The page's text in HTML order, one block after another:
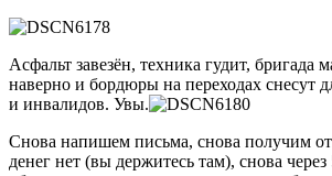
Асфальт завезён, техника гудит, бригада
наверно и бордюры на переходах снесут
и инвалидов. Увы.
Снова напишем письма, снова получим
денег нет (вы держитесь там), снова через